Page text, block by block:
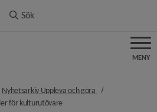
Sök
MENY
i brödsmulenavigeringen
Nyhetsarkiv Uppleva och göra
nivå i
för kulturutövarenivå i brödsmulenavigeringen